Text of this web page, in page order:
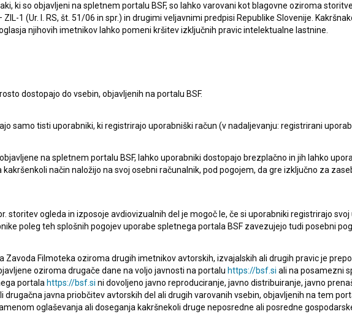
Oglejte si
Moj ata, socialistični kulak (1987) Najboljša
ki so objavljeni na spletnem portalu BSF, so lahko varovani kot blagovne oziroma
1 (Ur. l. RS, št. 51/06 in spr.) in drugimi veljavnimi predpisi Republike Slovenije.
njihovih imetnikov lahko pomeni kršitev izključnih pravic intelektualne lastnine.
dostopajo do vsebin, objavljenih na portalu BSF.
samo tisti uporabniki, ki registrirajo uporabniški račun (v nadaljevanju: registrirani
na spletnem portalu BSF, lahko uporabniki dostopajo brezplačno in jih lahko
kakršenkoli način naložijo na svoj osebni računalnik, pod pogojem, da gre izključno za
storitev ogleda in izposoje avdiovizualnih del je mogoč le, če si uporabniki registrirajo
poleg teh splošnih pogojev uporabe spletnega portala BSF zavezujejo tudi posebni
Zavoda Filmoteka oziroma drugih imetnikov avtorskih, izvajalskih ali drugih pravic je
oziroma drugače dane na voljo javnosti na portalu https://bsf.si ali na posamezni
portala https://bsf.si ni dovoljeno javno reproduciranje, javno distribuiranje, javno
drugačna javna priobčitev avtorskih del ali drugih varovanih vsebin, objavljenih na tem
oglaševanja ali doseganja kakršnekoli druge neposredne ali posredne